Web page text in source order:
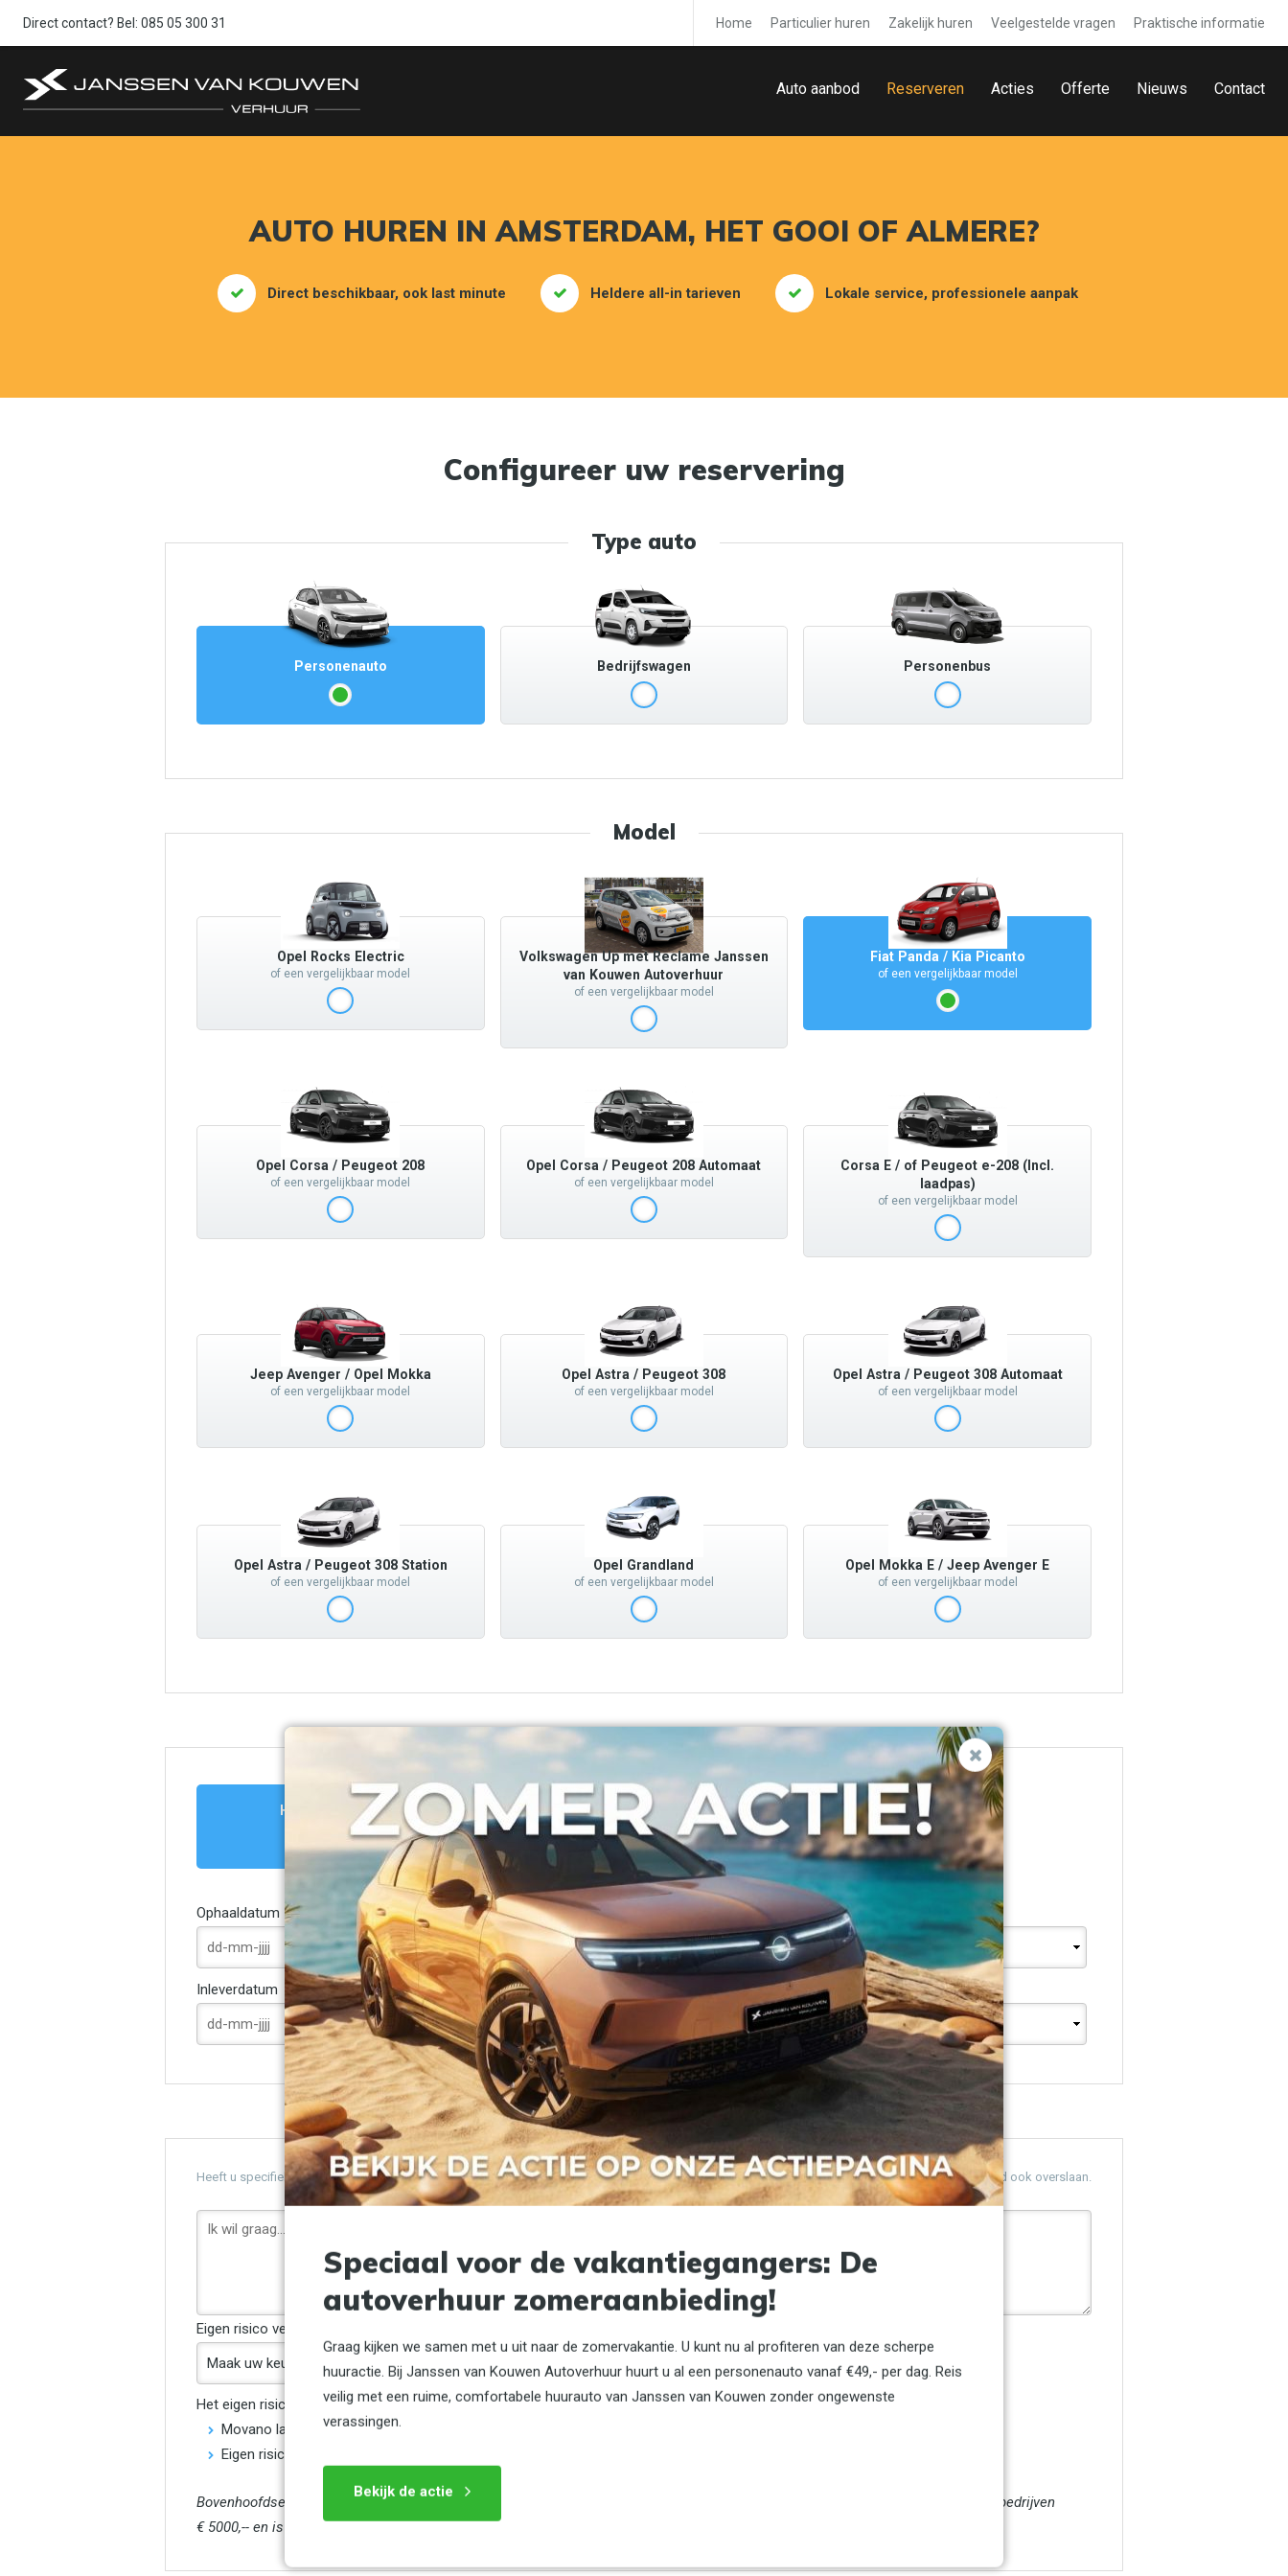
Direct contact? Bel: 085 05 300 31 Home Particulier huren Zakelijk huren Veelgestelde vragen Praktische informatie
Auto aanbod Reserveren Acties Offerte Nieuws Contact
AUTO HUREN IN AMSTERDAM, HET GOOI OF ALMERE?
Direct beschikbaar, ook last minute Heldere all-in tarieven Lokale service, professionele aanpak
Configureer uw reservering
Type auto
Personenauto Bedrijfswagen Personenbus
Model
Opel Rocks Electric
of een vergelijkbaar model
Volkswagen Up met Reclame Janssen
van Kouwen Autoverhuur
of een vergelijkbaar model
Fiat Panda / Kia Picanto
of een vergelijkbaar model
Opel Corsa / Peugeot 208
of een vergelijkbaar model
Opel Corsa / Peugeot 208 Automaat
of een vergelijkbaar model
Corsa E / of Peugeot e-208 (Incl.
laadpas)
of een vergelijkbaar model
Jeep Avenger / Opel Mokka
of een vergelijkbaar model
Opel Astra / Peugeot 308
of een vergelijkbaar model
Opel Astra / Peugeot 308 Automaat
of een vergelijkbaar model
Opel Astra / Peugeot 308 Station
of een vergelijkbaar model
Opel Grandland
of een vergelijkbaar model
Opel Mokka E / Jeep Avenger E
of een vergelijkbaar model
Ophaal en terugbrenglocatie
Huizen Hilversum
Ophaaldatum Ophaaltijdstip
Inleverdatum Inlevertijdstip
Aanvullende wensen
Heeft u specifieke wensen voor uw reservering zoals het toevoegen van winterbanden of een navigatiesysteem? Laat het ons weten. U kunt dit veld ook overslaan.
Eigen risico verlagen?
Het eigen risico is het bedrag dat u zelf moet betalen bij schade.
Movano lang en Bakwagen €950 te verlagen naar €450 voor €15,00 per dag.
Eigen risico klein grijs en geel €700 te verlagen naar €350 voor €10,00 per dag.
Bovenhoofdse schade: (schade boven 1.90 meter) en schade door overbelading eigen risico voor particulieren € 1500,-- en voor bedrijven
€ 5000,-- en is niet afkoopbaar.
Speciaal voor de vakantiegangers: De
autoverhuur zomeraanbieding!
Graag kijken we samen met u uit naar de zomervakantie. U kunt nu al profiteren van deze scherpe
huuractie. Bij Janssen van Kouwen Autoverhuur huurt u al een personenauto vanaf €49,- per dag. Reis
veilig met een ruime, comfortabele huurauto van Janssen van Kouwen zonder ongewenste
verassingen.
Bekijk de actie